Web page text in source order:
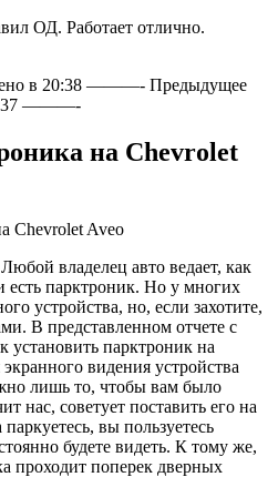
ОД. Работает отлично.
в 20:38 ———- Предыдущее
———-
на Chevrolet
владелец авто ведает, как
есть парктроник. Но у многих
устройства, но, если захотите,
В представленном отчете с
установить парктроник на
видения устройства
лишь то, чтобы вам было
нас, советует поставить его на
вы пользуетесь
будете видеть. К тому же,
проходит поперек дверных